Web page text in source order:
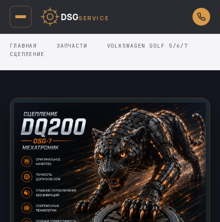
DSGSERVICE
ГЛАВНАЯ ЗАПЧАСТИ VOLKSWAGEN GOLF 5/6/7
СЦЕПЛЕНИЕ